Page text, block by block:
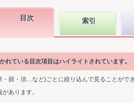
目次 索引
れている目次項目はハイライトされています。
・節・項…など)ごとに絞り込んで見ることがで
あります。